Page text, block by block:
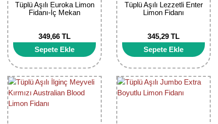
Tüplü Aşılı Euroka Limon
Fidanı-İç Mekan
349,66 TL
Sepete Ekle
Tüplü Aşılı Lezzetli Enter
Limon Fidanı
345,29 TL
Sepete Ekle